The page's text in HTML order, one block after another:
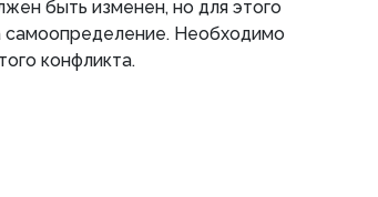
быть изменен, но для этого
Необходимо
конфликта.